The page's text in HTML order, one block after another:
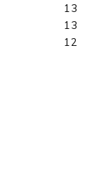
13
13
12